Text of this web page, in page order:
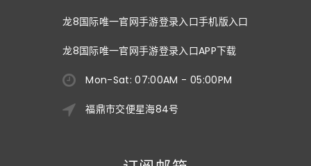
龙8国际唯一官网手游登录入口手机版入口
龙8国际唯一官网手游登录入口APP下载
Mon-Sat: 07:00AM - 05:00PM
福鼎市交便星海84号